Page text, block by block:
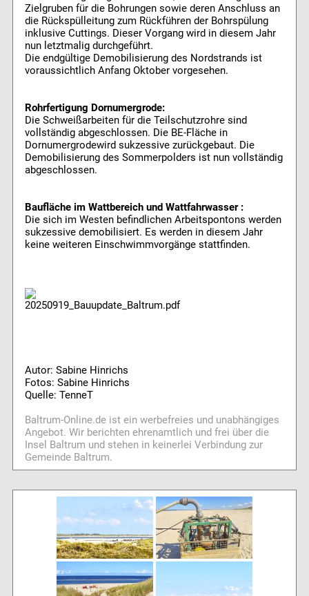
Zielgruben für die Bohrungen sowie deren Anschluss an
die Rückspülleitung zum Rückführen der Bohrspülung
inklusive Cuttings. Dieser Vorgang wird in diesem Jahr
nun letztmalig durchgeführt.
Die endgültige Demobilisierung des Nordstrands ist
voraussichtlich Anfang Oktober vorgesehen.
Rohrfertigung Dornumergrode:
Die Schweißarbeiten für die Teilschutzrohre sind
vollständig abgeschlossen. Die BE-Fläche in
Dornumergrodewird sukzessive zurückgebaut. Die
Demobilisierung des Sommerpolders ist nun vollständig
abgeschlossen.
Baufläche im Wattbereich und Wattfahrwasser :
Die sich im Westen befindlichen Arbeitspontons werden
sukzessive demobilisiert. Es werden in diesem Jahr
keine weiteren Einschwimmvorgänge stattfinden.
20250919_Bauupdate_Baltrum.pdf
Autor: Sabine Hinrichs
Fotos: Sabine Hinrichs
Quelle: TenneT
Baltrum-Online.de ist ein werbefreies und unabhängiges
Angebot. Wir berichten ehrenamtlich und frei über die
Insel Baltrum und stehen in keinerlei Verbindung zur
Gemeinde Baltrum.